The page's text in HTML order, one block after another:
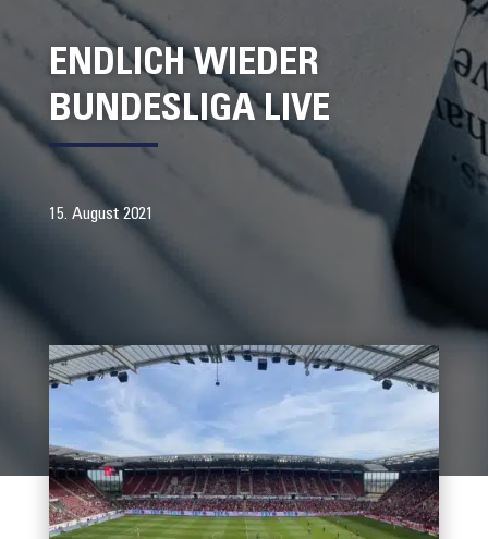
ENDLICH WIEDER
BUNDESLIGA LIVE
15. August 2021